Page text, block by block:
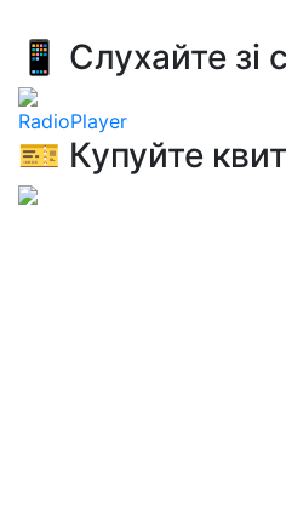
📱 Слухайте зі
RadioPlayer
🎫 Купуйте